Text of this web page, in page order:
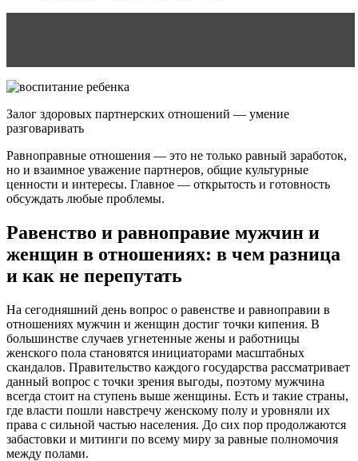
Залог здоровых партнерских отношений — умение
разговаривать
Равноправные отношения — это не только равный заработок,
но и взаимное уважение партнеров, общие культурные
ценности и интересы. Главное — открытость и готовность
обсуждать любые проблемы.
Равенство и равноправие мужчин и
женщин в отношениях: в чем разница
и как не перепутать
На сегодняшний день вопрос о равенстве и равноправии в
отношениях мужчин и женщин достиг точки кипения. В
большинстве случаев угнетенные жены и работницы
женского пола становятся инициаторами масштабных
скандалов. Правительство каждого государства рассматривает
данный вопрос с точки зрения выгоды, поэтому мужчина
всегда стоит на ступень выше женщины. Есть и такие страны,
где власти пошли навстречу женскому полу и уровняли их
права с сильной частью населения. До сих пор продолжаются
забастовки и митинги по всему миру за равные полномочия
между полами.